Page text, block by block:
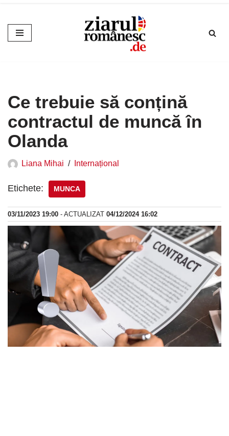
Sari
la
Ce trebuie să conțină
contractul de muncă în
Olanda
Liana Mihai Internațional
Etichete: MUNCA
03/11/2023 19:00 - ACTUALIZAT 04/12/2024 16:02